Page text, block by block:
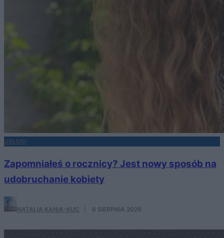
USŁUGI
Zapomniałeś o rocznicy? Jest nowy sposób na
udobruchanie kobiety
NATALIA KANIA-KUC 6 SIERPNIA 2026